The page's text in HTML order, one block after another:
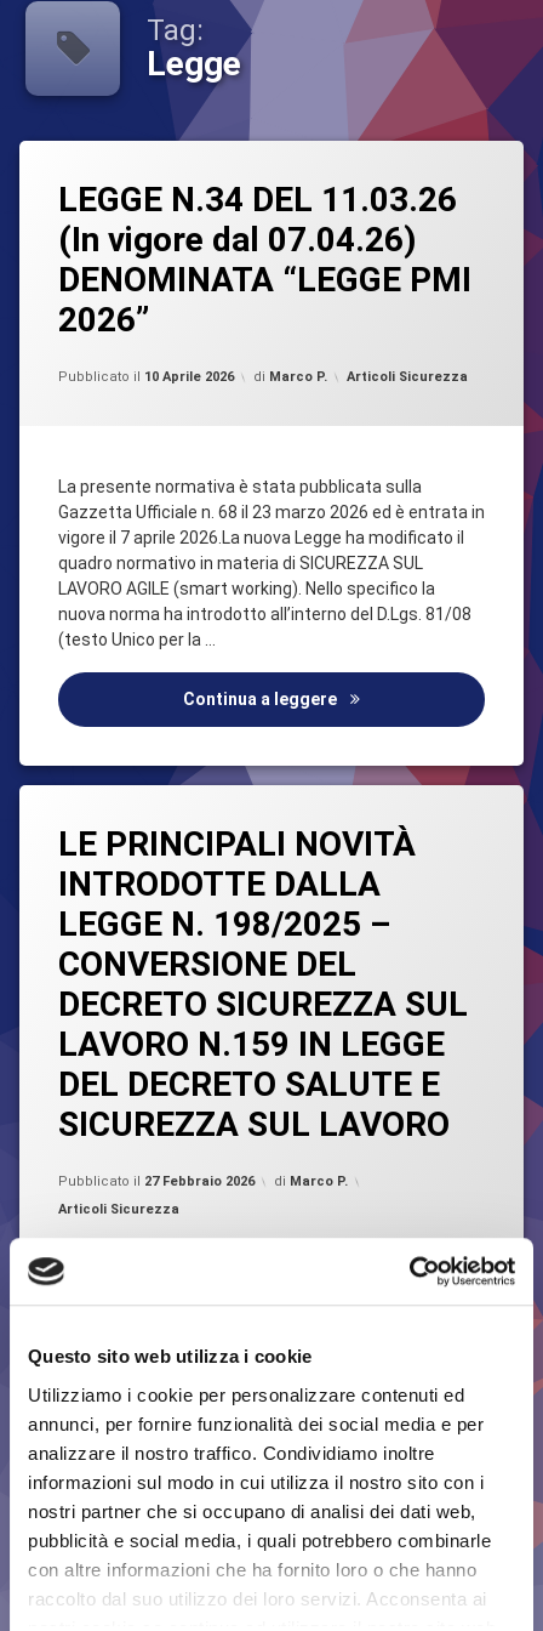
Questo sito web utilizza i cookie
Utilizziamo i cookie per personalizzare contenuti ed
annunci, per fornire funzionalità dei social media e per
analizzare il nostro traffico. Condividiamo inoltre
informazioni sul modo in cui utilizza il nostro sito con i
nostri partner che si occupano di analisi dei dati web,
pubblicità e social media, i quali potrebbero combinarle
con altre informazioni che ha fornito loro o che hanno
raccolto dal suo utilizzo dei loro servizi. Acconsenta ai
Formazione
Privacy
SOS CLIENTI
Tag:
Legge
LEGGE N.34 DEL 11.03.26
(In vigore dal 07.04.26)
DENOMINATA “LEGGE PMI
2026”
Pubblicato il 10 Aprile 2026 di Marco P. Categorie:
Articoli Sicurezza
La presente normativa è stata pubblicata sulla
Gazzetta Ufficiale n. 68 il 23 marzo 2026 ed è entrata in
vigore il 7 aprile 2026.La nuova Legge ha modificato il
quadro normativo in materia di SICUREZZA SUL
LAVORO AGILE (smart working). Nello specifico la
nuova norma ha introdotto all’interno del D.Lgs. 81/08
(testo Unico per la …
Continua a leggere LEGGE N.34 DEL
lavoro
Legge
Sicurezza
un
commento
su
LEGGE
N.34
DEL
11.03.26
dal
2026”
LE PRINCIPALI NOVITÀ
INTRODOTTE DALLA
LEGGE N. 198/2025 –
CONVERSIONE DEL
DECRETO SICUREZZA SUL
LAVORO N.159 IN LEGGE
DEL DECRETO SALUTE E
SICUREZZA SUL LAVORO
Pubblicato il 27 Febbraio 2026 di Marco P.
Categorie:
Articoli Sicurezza
prevenzione e la cultura della sicurezza. Di seguito
riportiamo, a titolo non esaustivo, le principali novità
introdotte dalla Legge 198 la quale prevede una serie di
interventi abbracciando vari …
Continua a leggere LE PRINCIPALI NOVITÀ
Legge
Sicurezza
un
commento
su
LE
PRINCIPALI
NOVITÀ
INTRODOTTE
LEGGE
N.
198/2025
–
CONVERSIONE
DEL
DECRETO
SUL
LAVORO
LEGGE
E
SUL
LAVORO